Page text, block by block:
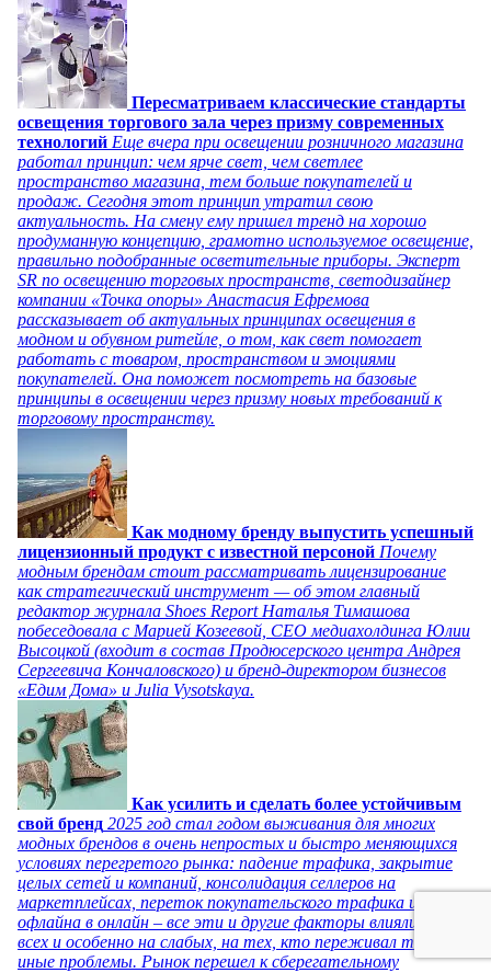
Пересматриваем классические стандарты
освещения торгового зала через призму современных
технологий Еще вчера при освещении розничного магазина
работал принцип: чем ярче свет, чем светлее
пространство магазина, тем больше покупателей и
продаж. Сегодня этот принцип утратил свою
актуальность. На смену ему пришел тренд на хорошо
продуманную концепцию, грамотно используемое освещение,
правильно подобранные осветительные приборы. Эксперт
SR по освещению торговых пространств, светодизайнер
компании «Точка опоры» Анастасия Ефремова
рассказывает об актуальных принципах освещения в
модном и обувном ритейле, о том, как свет помогает
работать с товаром, пространством и эмоциями
покупателей. Она поможет посмотреть на базовые
принципы в освещении через призму новых требований к
торговому пространству.
Как модному бренду выпустить успешный
лицензионный продукт с известной персоной Почему
модным брендам стоит рассматривать лицензирование
как стратегический инструмент — об этом главный
редактор журнала Shoes Report Наталья Тимашова
побеседовала с Марией Козеевой, СЕО медиахолдинга Юлии
Высоцкой (входит в состав Продюсерского центра Андрея
Сергеевича Кончаловского) и бренд-директором бизнесов
«Едим Дома» и Julia Vysotskaya.
Как усилить и сделать более устойчивым
свой бренд 2025 год стал годом выживания для многих
модных брендов в очень непростых и быстро меняющихся
условиях перегретого рынка: падение трафика, закрытие
целых сетей и компаний, консолидация селлеров на
маркетплейсах, переток покупательского трафика из
офлайна в онлайн – все эти и другие факторы влияли на
всех и особенно на слабых, на тех, кто переживал те или
иные проблемы. Рынок перешел к сберегательному